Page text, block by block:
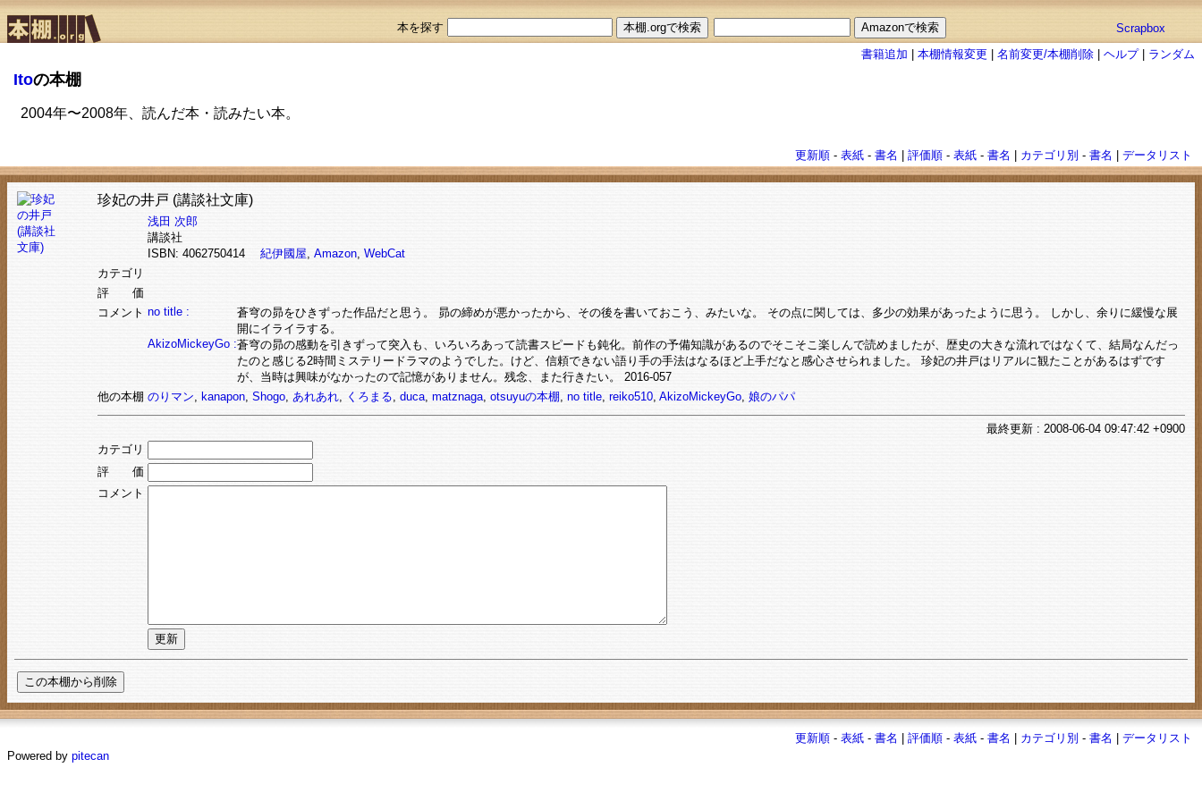
本を探す
Scrapbox
書籍追加 |本棚情報変更 |名前変更/本棚削除 |ヘルプ| ランダム
Itoの本棚
2004年〜2008年、読んだ本・読みたい本。
更新順 -表紙 -書名 |評価順 -表紙 -書名 カテゴリ別 -書名 |データリスト
珍妃の井戸 (講談社文庫)
浅田 次郎
講談社
ISBN: 4062750414 紀伊國屋, Amazon, WebCat
カテゴリ
評 価
コメント no title :
蒼穹の昴をひきずった作品だと思う。 昴の締めが悪かったから、その後を書いておこう、みたいな。 その点に関しては、多少の効果があったように思う。 しかし、余りに緩慢な展
開にイライラする。
AkizoMickeyGo :蒼穹の昴の感動を引きずって突入も、いろいろあって読書スピードも鈍化。前作の予備知識があるのでそこそこ楽しんで読めましたが、歴史の大きな流れではなくて、結局なんだっ
たのと感じる2時間ミステリードラマのようでした。けど、信頼できない語り手の手法はなるほど上手だなと感心させられました。 珍妃の井戸はリアルに観たことがあるはずです
が、当時は興味がなかったので記憶がありません。残念、また行きたい。 2016-057
他の本棚 のりマン, kanapon, Shogo, あれあれ, くろまる, duca, matznaga, otsuyuの本棚, no title, reiko510, AkizoMickeyGo, 娘のパパ
最終更新: 2008-06-04 09:47:42 +0900
カテゴリ
評 価
コメント
更新順 -表紙 -書名 |評価順 -表紙 -書名 カテゴリ別 -書名 |データリスト
Powered by pitecan